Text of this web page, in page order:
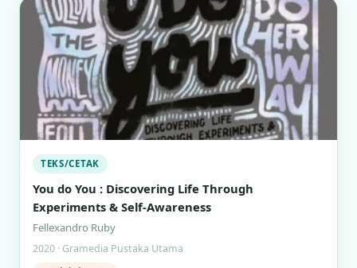
TEKS/CETAK
You do You : Discovering Life Through
Experiments & Self-Awareness
Fellexandro Ruby
2020 · Gramedia Pustaka Utama